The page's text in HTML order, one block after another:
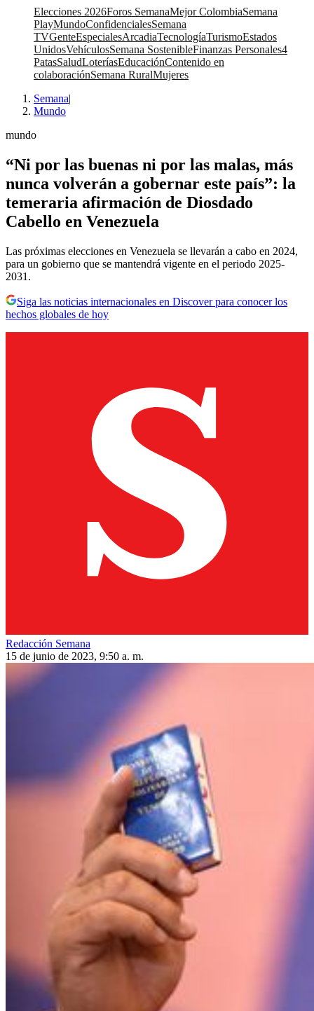
Elecciones 2026Foros SemanaMejor ColombiaSemana
PlayMundoConfidencialesSemana
TVGenteEspecialesArcadiaTecnologíaTurismoEstados
UnidosVehículosSemana SostenibleFinanzas Personales4
PatasSaludLoteríasEducaciónContenido en
colaboraciónSemana RuralMujeres
Semana|
Mundo
mundo
“Ni por las buenas ni por las malas, más
nunca volverán a gobernar este país”: la
temeraria afirmación de Diosdado
Cabello en Venezuela
Las próximas elecciones en Venezuela se llevarán a cabo en 2024,
para un gobierno que se mantendrá vigente en el periodo 2025-
2031.
Siga las noticias internacionales en Discover para conocer los
hechos globales de hoy
Redacción Semana
15 de junio de 2023, 9:50 a. m.